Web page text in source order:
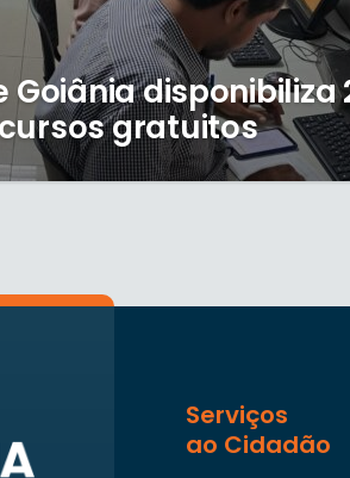
Goiânia disponibiliza
gratuitos
Serviços
ao Cidadão